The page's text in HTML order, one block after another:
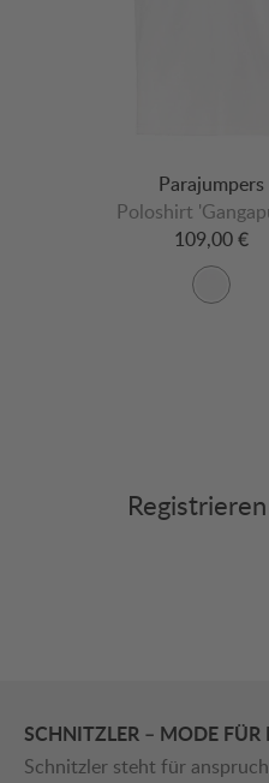
Parajumpers
Poloshirt
109,00 €
SCHNITZLER – MODE
Schnitzler steht für